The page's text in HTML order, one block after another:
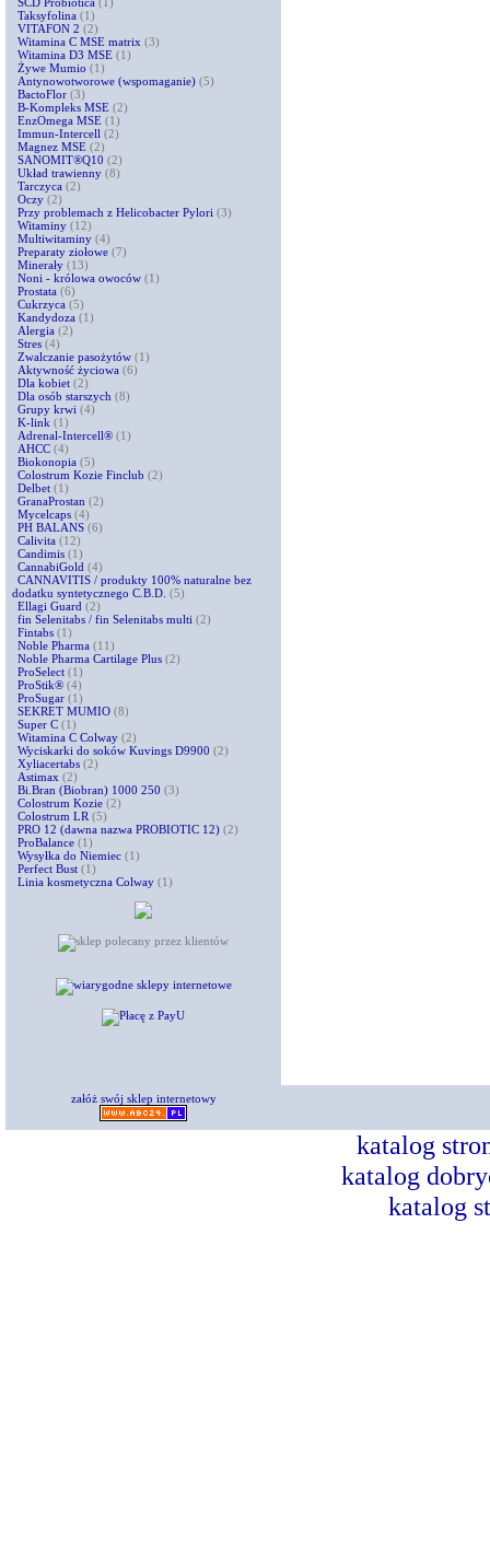
Taksyfolina (1)
VITAFON 2 (2)
Witamina C MSE matrix (3)
Witamina D3 MSE (1)
Żywe Mumio (1)
Antynowotworowe (wspomaganie) (5)
BactoFlor (3)
B-Kompleks MSE (2)
EnzOmega MSE (1)
Immun-Intercell (2)
Magnez MSE (2)
SANOMIT®Q10 (2)
Układ trawienny (8)
Tarczyca (2)
Oczy (2)
Przy problemach z Helicobacter Pylori (3)
Witaminy (12)
Multiwitaminy (4)
Preparaty ziołowe (7)
Minerały (13)
Noni - królowa owoców (1)
Prostata (6)
Cukrzyca (5)
Kandydoza (1)
Alergia (2)
Stres (4)
Zwalczanie pasożytów (1)
Aktywność życiowa (6)
Dla kobiet (2)
Dla osób starszych (8)
Grupy krwi (4)
K-link (1)
Adrenal-Intercell® (1)
AHCC (4)
Biokonopia (5)
Colostrum Kozie Finclub (2)
Delbet (1)
GranaProstan (2)
Mycelcaps (4)
PH BALANS (6)
Calivita (12)
Candimis (1)
CannabiGold (4)
CANNAVITIS / produkty 100% naturalne bez
dodatku syntetycznego C.B.D. (5)
Ellagi Guard (2)
fin Selenitabs / fin Selenitabs multi (2)
Fintabs (1)
Noble Pharma (11)
Noble Pharma Cartilage Plus (2)
ProSelect (1)
ProStik® (4)
ProSugar (1)
SEKRET MUMIO (8)
Super C (1)
Witamina C Colway (2)
Wyciskarki do soków Kuvings D9900 (2)
Xyliacertabs (2)
Astimax (2)
Bi.Bran (Biobran) 1000 250 (3)
Colostrum Kozie (2)
Colostrum LR (5)
PRO 12 (dawna nazwa PROBIOTIC 12) (2)
ProBalance (1)
Wysyłka do Niemiec (1)
Perfect Bust (1)
Linia kosmetyczna Colway (1)
załóż swój sklep internetowy
katalog
katalog
katalog